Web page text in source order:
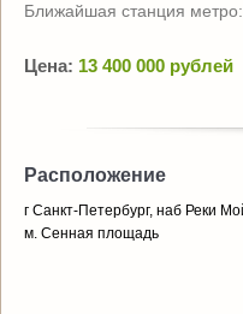
Ближайшая станция метро:
Цена: 13 400 000 рублей
Расположение
г Санкт-Петербург, наб Реки
м. Сенная площадь